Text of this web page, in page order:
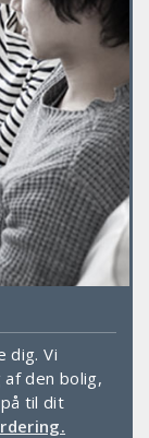
dig. Vi
den bolig,
til dit